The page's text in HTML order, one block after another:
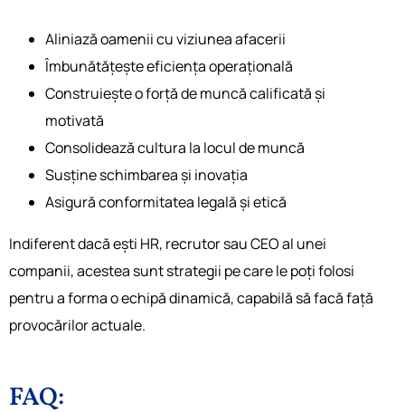
Aliniază oamenii cu viziunea afacerii
Îmbunătățește eficiența operațională
Construiește o forță de muncă calificată și
motivată
Consolidează cultura la locul de muncă
Susține schimbarea și inovația
Asigură conformitatea legală și etică
Indiferent dacă ești HR, recrutor sau CEO al unei
companii, acestea sunt strategii pe care le poți folosi
pentru a forma o echipă dinamică, capabilă să facă față
provocărilor actuale.
FAQ: